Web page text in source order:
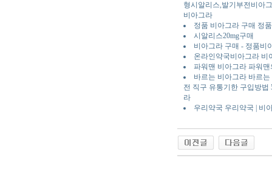
형시알리스,발기부전비아
비아그라
정품 비아그라 구매 정
시알리스20mg구매
비아그라 구매 - 정품비
온라인약국비아그라 비
파워맨 비아그라 파워
바르는 비아그라 바르
전 직구 유통기한 구입방법
라
우리약국 우리약국 | 비